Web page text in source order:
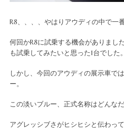
R8、、、、やはりアウディの中で一
何回かR8に試乗する機会がありまし
も試乗してみたいと思った1台でした。
しかし、今回のアウディの展示車で
ー。
この淡いブルー、正式名称はどんなだ
アグレッシブさがヒシヒシと伝わっ